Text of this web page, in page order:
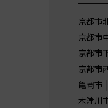
京都市
京都市
京都市
京都市
亀岡市
木津川